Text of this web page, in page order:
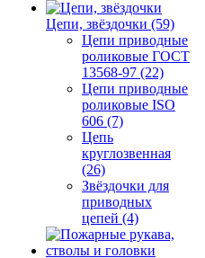
Цепи, звёздочки (59)
Цепи приводные
роликовые ГОСТ
13568-97 (22)
Цепи приводные
роликовые ISO
606 (7)
Цепь
круглозвенная
(26)
Звёздочки для
приводных
цепей (4)